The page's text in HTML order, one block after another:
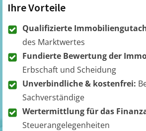
Ihre Vorteile
Qualifizierte
des Marktwertes
Fundierte Bewertung der
Erbschaft und Scheidung
Unverbindliche & kostenfrei:
Sachverständige
Wertermittlung für das
Steuerangelegenheiten